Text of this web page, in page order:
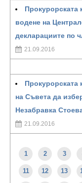
Прокурорската
водене на
декларациите по
21.09.2016
на Съвета да
Незабравка
21.09.2016
1 2 3
11 12 13